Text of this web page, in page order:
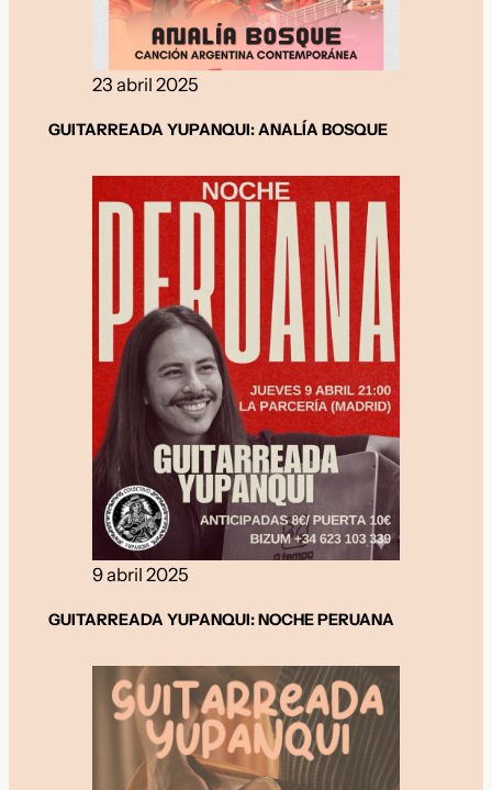
23 abril 2025
GUITARREADA YUPANQUI: ANALÍA BOSQUE
9 abril 2025
GUITARREADA YUPANQUI:NOCHE PERUANA